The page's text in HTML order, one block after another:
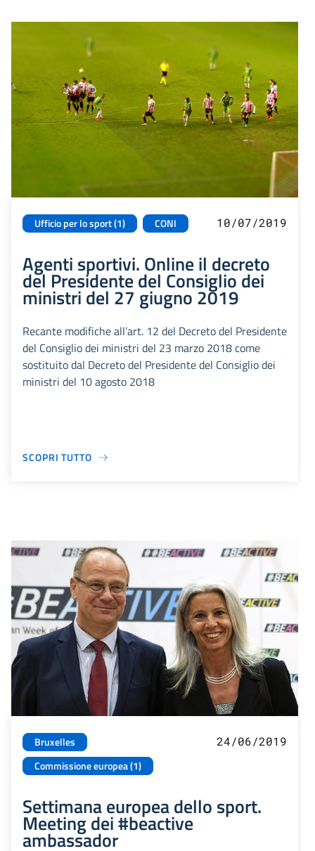
Ufficio per lo sport (1) CONI 10/07/2019
Agenti sportivi. Online il decreto
del Presidente del Consiglio dei
ministri del 27 giugno 2019
Recante modifiche all’art. 12 del Decreto del Presidente
del Consiglio dei ministri del 23 marzo 2018 come
sostituito dal Decreto del Presidente del Consiglio dei
ministri del 10 agosto 2018
SCOPRI TUTTO
Bruxelles
Commissione europea (1)
24/06/2019
Settimana europea dello sport.
Meeting dei #beactive
ambassador